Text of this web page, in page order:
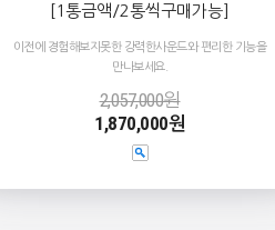
[1통금액/2통씩구매가능]
이전에 경험해보지못한 강력한사운드와 편리한 기능을
만나보세요.
2,057,000원
1,870,000원